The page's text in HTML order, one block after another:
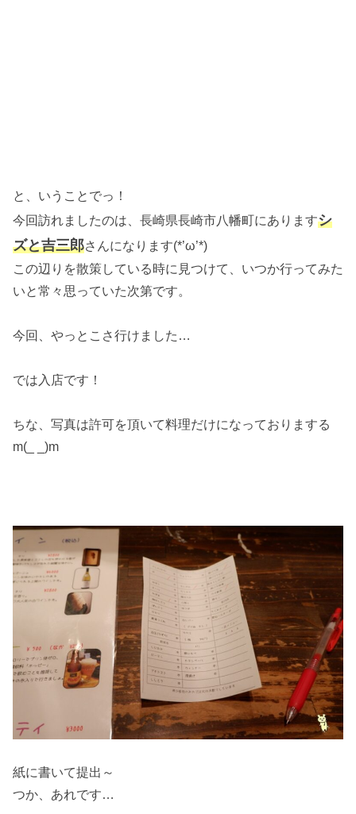
と、いうことでっ！
今回訪れましたのは、長崎県長崎市八幡町にありますシ
ズと吉三郎さんになります(*’ω’*)
この辺りを散策している時に見つけて、いつか行ってみた
いと常々思っていた次第です。
今回、やっとこさ行けました…
では入店です！
ちな、写真は許可を頂いて料理だけになっておりまする
m(_ _)m
紙に書いて提出～
つか、あれです…